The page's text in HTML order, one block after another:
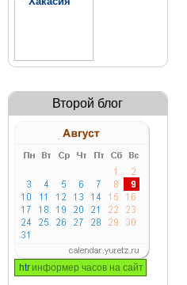
Второй блог
информер часов на сайт